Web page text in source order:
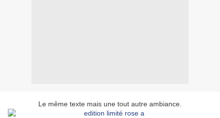
Le même texte mais une tout autre ambiance.